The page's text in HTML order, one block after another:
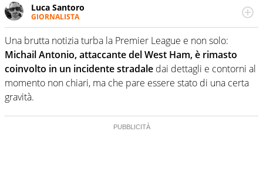
Luca Santoro
GIORNALISTA
Esperto di Motorsport ma, più in generale, appassionato
di tutto ciò che sia Sport, anche senza il Motor. Dà il
meglio di sé quando la strada fa largo alle due o alle
quattro ruote
Una brutta notizia turba la Premier League e non solo:
Michail Antonio, attaccante del West Ham, è rimasto
coinvolto in un incidente stradale dai dettagli e contorni al
momento non chiari, ma che pare essere stato di una certa
gravità.